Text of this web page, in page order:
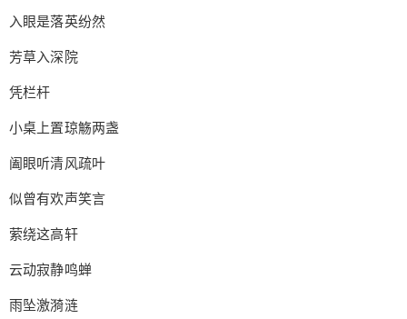
入眼是落英纷然
芳草入深院
凭栏杆
小桌上置琼觞两盏
阖眼听清风疏叶
似曾有欢声笑言
萦绕这高轩
云动寂静鸣蝉
雨坠激漪涟